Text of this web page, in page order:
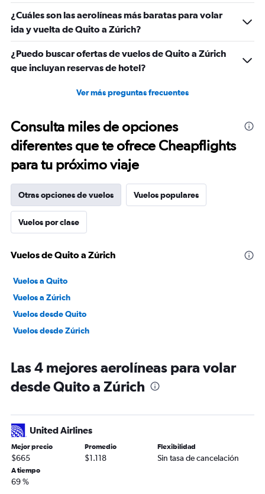
¿Cuáles son las aerolíneas más baratas para volar
ida y vuelta de Quito a Zúrich?
¿Puedo buscar ofertas de vuelos de Quito a Zúrich
que incluyan reservas de hotel?
Ver más preguntas frecuentes
Consulta miles de opciones
diferentes que te ofrece Cheapflights
para tu próximo viaje
Otras opciones de vuelos Vuelos populares
Vuelos por clase
Vuelos de Quito a Zúrich
Vuelos a Quito
Vuelos a Zúrich
Vuelos desde Quito
Vuelos desde Zúrich
Las 4 mejores aerolíneas para volar
desde Quito a Zúrich
United Airlines
Mejor precio
$665
Promedio
$1.118
Flexibilidad
Sin tasa de cancelación
A tiempo
69 %